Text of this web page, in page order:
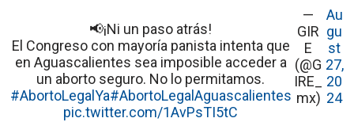
📢¡Ni un paso atrás!
El Congreso con mayoría panista intenta que
en Aguascalientes sea imposible acceder a
un aborto seguro. No lo permitamos.
#AbortoLegalYa#AbortoLegalAguascalientes
pic.twitter.com/1AvPsTI5tC
—
GIR
E
(@G
IRE_
mx)
Au
gu
st
27,
20
24